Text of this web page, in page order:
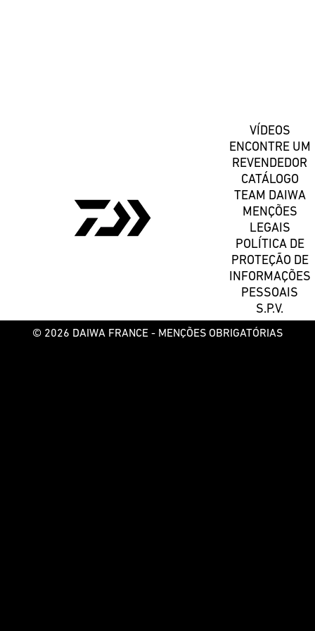
VÍDEOS
ENCONTRE UM
REVENDEDOR
CATÁLOGO
TEAM DAIWA
MENÇÕES
LEGAIS
POLÍTICA DE
PROTEÇÃO DE
INFORMAÇÕES
PESSOAIS
S.P.V.
© 2026 DAIWA FRANCE - MENÇÕES OBRIGATÓRIAS